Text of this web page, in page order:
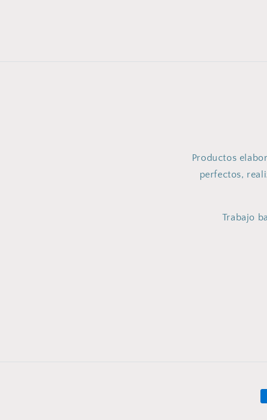
Productos
perfectos,
Trabajo